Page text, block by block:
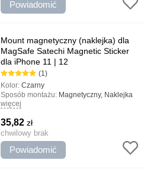
magnetyczne MagSafe
Powiadomić
Mount magnetyczny (naklejka) dla
MagSafe Satechi Magnetic Sticker
dla iPhone 11 | 12
(1)
Kolor:Czarny
Sposób montażu: Magnetyczny, Naklejka
Rodzaj uchwytu:
podszewka na górnym panelu, Stylowy
dodatek do pojawienia się smartfona,
Wygodna i solidna konstrukcja
więcej
35,82zł
chwilowy brak
Powiadomić